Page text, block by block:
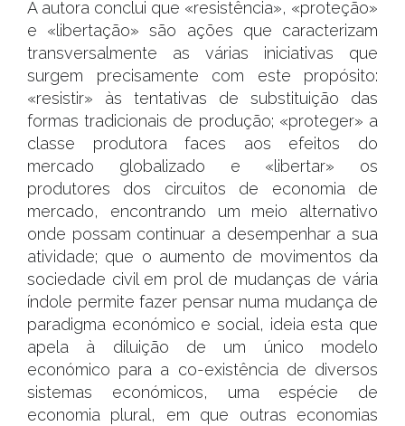
A autora conclui que «resistência», «proteção»
e «libertação» são ações que caracterizam
transversalmente as várias iniciativas que
surgem precisamente com este propósito:
«resistir» às tentativas de substituição das
formas tradicionais de produção; «proteger» a
classe produtora faces aos efeitos do
mercado globalizado e «libertar» os
produtores dos circuitos de economia de
mercado, encontrando um meio alternativo
onde possam continuar a desempenhar a sua
atividade; que o aumento de movimentos da
sociedade civil em prol de mudanças de vária
índole permite fazer pensar numa mudança de
paradigma económico e social, ideia esta que
apela à diluição de um único modelo
económico para a co-existência de diversos
sistemas económicos, uma espécie de
economia plural, em que outras economias